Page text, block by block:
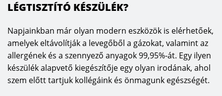
LÉGTISZTÍTÓ KÉSZÜLÉK?
Napjainkban már olyan modern eszközök is elérhetőek,
amelyek eltávolítják a levegőből a gázokat, valamint az
allergének és a szennyező anyagok 99,95%-át. Egy ilyen
készülék alapvető kiegészítője egy olyan irodának, ahol
szem előtt tartjuk kollégáink és önmagunk egészségét.